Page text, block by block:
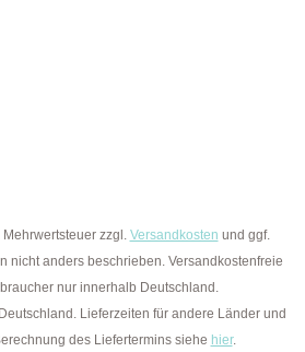
zzgl. Versandkosten und ggf.
nicht anders beschrieben. Versandkostenfreie
nur innerhalb Deutschland.
Lieferzeiten für andere Länder und
des Liefertermins siehe hier.